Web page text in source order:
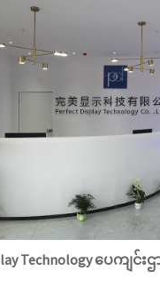
Technology ပေကျ